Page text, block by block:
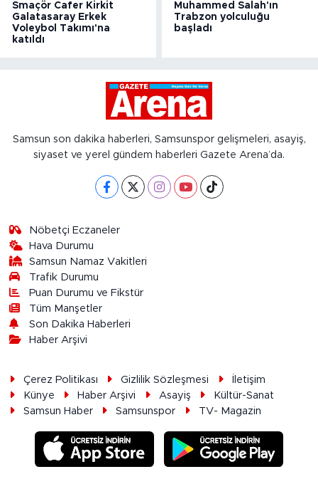
Smaçör Cafer Kirkit
Galatasaray Erkek
Voleybol Takımı'na
katıldı
Muhammed Salah'ın
Trabzon yolculuğu
başladı
Samsun son dakika haberleri, Samsunspor gelişmeleri, asayiş,
siyaset ve yerel gündem haberleri Gazete Arena’da.
Nöbetçi Eczaneler
Hava Durumu
Samsun Namaz Vakitleri
Trafik Durumu
Puan Durumu ve Fikstür
Tüm Manşetler
Son Dakika Haberleri
Haber Arşivi
Çerez Politikası Gizlilik Sözleşmesi
İletişim
Künye
Haber Arşivi Asayiş
Kültür-Sanat
Samsun Haber
Samsunspor TV- Magazin